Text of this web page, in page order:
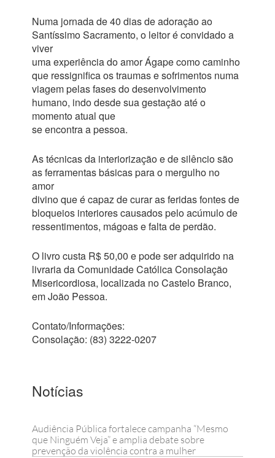
Numa jornada de 40 dias de adoração ao
Santíssimo Sacramento, o leitor é convidado a
viver
uma experiência do amor Ágape como caminho
que ressignifica os traumas e sofrimentos numa
viagem pelas fases do desenvolvimento
humano, indo desde sua gestação até o
momento atual que
se encontra a pessoa.
As técnicas da interiorização e de silêncio são
as ferramentas básicas para o mergulho no
amor
divino que é capaz de curar as feridas fontes de
bloqueios interiores causados pelo acúmulo de
ressentimentos, mágoas e falta de perdão.
O livro custa R$ 50,00 e pode ser adquirido na
livraria da Comunidade Católica Consolação
Misericordiosa, localizada no Castelo Branco,
em João Pessoa.
Contato/Informações:
Consolação: (83) 3222-0207
Notícias
Audiência Pública fortalece campanha “Mesmo
que Ninguém Veja” e amplia debate sobre
prevenção da violência contra a mulher